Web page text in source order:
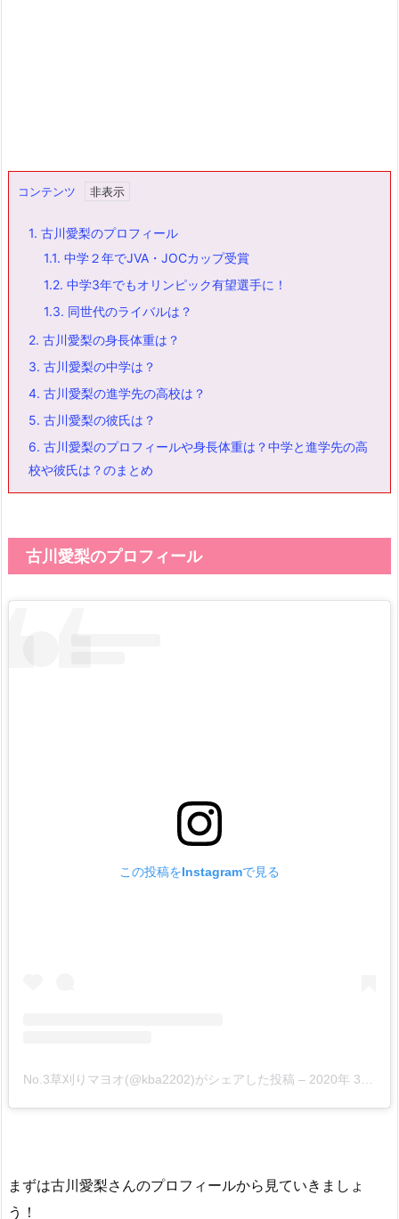
コンテンツ
1. 古川愛梨のプロフィール
1.1. 中学２年でJVA・JOCカップ受賞
1.2. 中学3年でもオリンピック有望選手に！
1.3. 同世代のライバルは？
2. 古川愛梨の身長体重は？
3. 古川愛梨の中学は？
4. 古川愛梨の進学先の高校は？
5. 古川愛梨の彼氏は？
6. 古川愛梨のプロフィールや身長体重は？中学と進学先の高
校や彼氏は？のまとめ
古川愛梨のプロフィール
この投稿をInstagramで見る
No.3草刈りマヨオ(@kba2202)がシェアした投稿 – 2020年 3月月15日午前6時11分PDT
まずは古川愛梨さんのプロフィールから見ていきましょ
う！